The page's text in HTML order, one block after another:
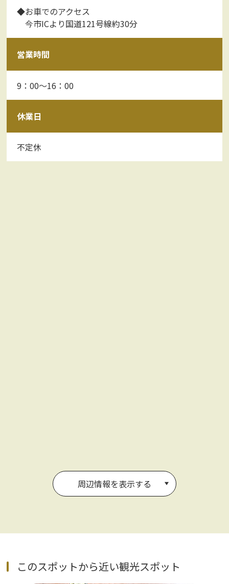
◆お車でのアクセス
今市ICより国道121号線約30分
営業時間
9：00～16：00
休業日
不定休
周辺情報を表示する
このスポットから近い観光スポット